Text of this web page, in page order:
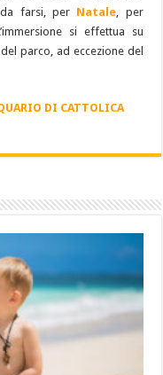
farsi, per Natale , per
si effettua su
parco, ad eccezione del
DI CATTOLICA